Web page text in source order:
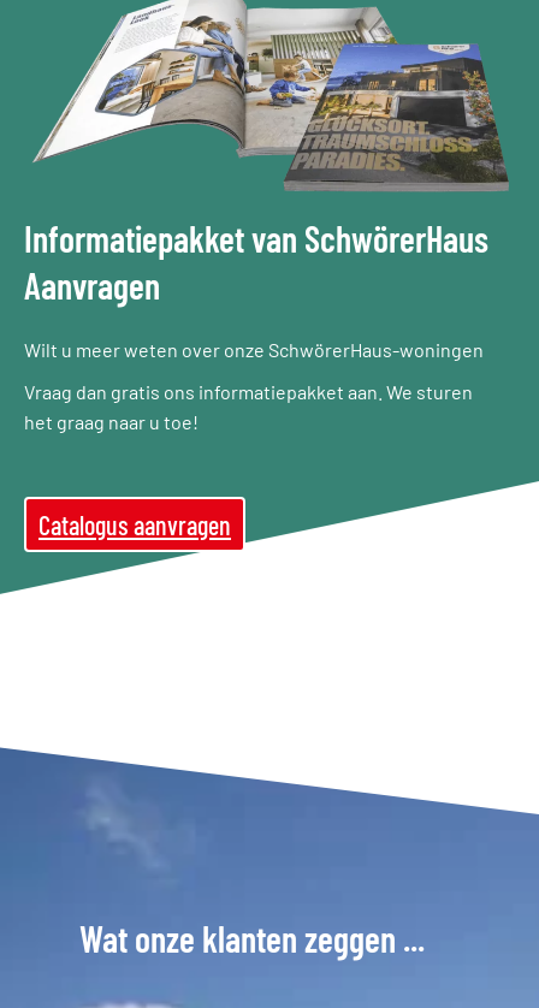
Informatiepakket van SchwörerHaus
Aanvragen
Wilt u meer weten over onze SchwörerHaus-woningen
Vraag dan gratis ons informatiepakket aan. We sturen
het graag naar u toe!
Catalogus aanvragen
Wat onze klanten zeggen ...